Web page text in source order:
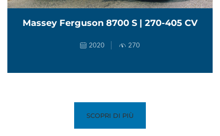
Massey Ferguson 8700 S | 270-405 CV
2020 270
SCOPRI DI PIÙ